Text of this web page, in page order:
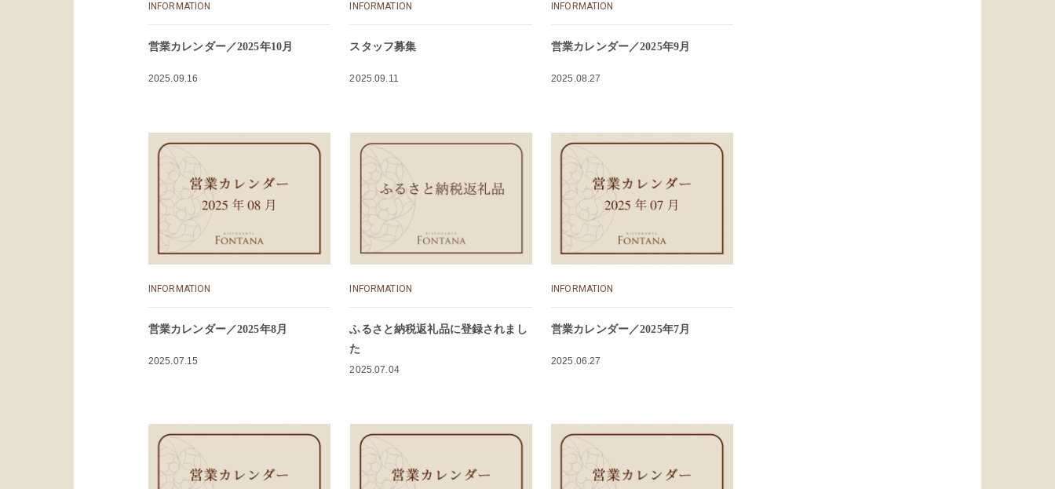
INFORMATION
営業カレンダー／2025年10月
2025.09.16
INFORMATION
スタッフ募集
2025.09.11
INFORMATION
営業カレンダー／2025年9月
2025.08.27
INFORMATION
営業カレンダー／2025年8月
2025.07.15
INFORMATION
ふるさと納税返礼品に登録されまし
た
2025.07.04
INFORMATION
営業カレンダー／2025年7月
2025.06.27